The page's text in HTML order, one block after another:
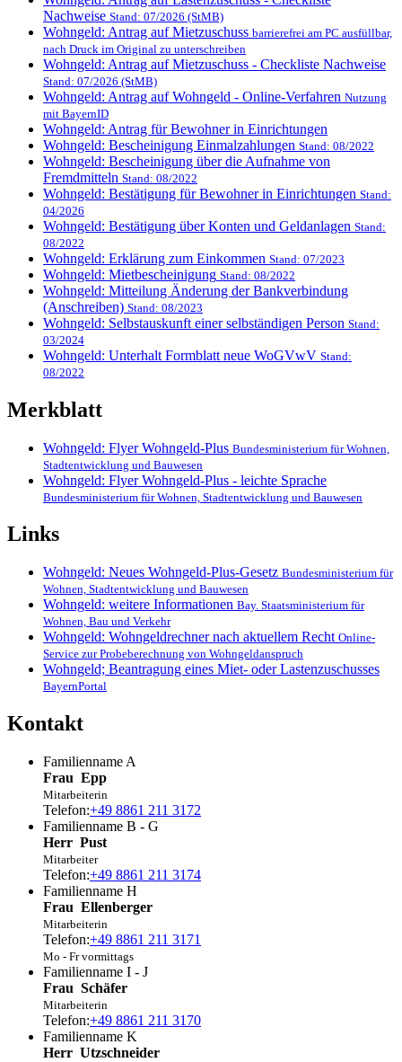
Nachweise Stand: 07/2026 (StMB)
Wohngeld: Antrag auf Mietzuschuss barrierefrei am PC ausfüllbar,
nach Druck im Original zu unterschreiben
Wohngeld: Antrag auf Mietzuschuss - Checkliste Nachweise
Stand: 07/2026 (StMB)
Wohngeld: Antrag auf Wohngeld - Online-Verfahren Nutzung
mit BayernID
Wohngeld: Antrag für Bewohner in Einrichtungen
Wohngeld: Bescheinigung Einmalzahlungen Stand: 08/2022
Wohngeld: Bescheinigung über die Aufnahme von
Fremdmitteln Stand: 08/2022
Wohngeld: Bestätigung für Bewohner in Einrichtungen Stand:
04/2026
Wohngeld: Bestätigung über Konten und Geldanlagen Stand:
08/2022
Wohngeld: Erklärung zum Einkommen Stand: 07/2023
Wohngeld: Mietbescheinigung Stand: 08/2022
Wohngeld: Mitteilung Änderung der Bankverbindung
(Anschreiben) Stand: 08/2023
Wohngeld: Selbstauskunft einer selbständigen Person Stand:
03/2024
Wohngeld: Unterhalt Formblatt neue WoGVwV Stand:
08/2022
Merkblatt
Wohngeld: Flyer Wohngeld-Plus Bundesministerium für Wohnen,
Stadtentwicklung und Bauwesen
Wohngeld: Flyer Wohngeld-Plus - leichte Sprache
Bundesministerium für Wohnen, Stadtentwicklung und Bauwesen
Links
Wohngeld: Neues Wohngeld-Plus-Gesetz Bundesministerium für
Wohnen, Stadtentwicklung und Bauwesen
Wohngeld: weitere Informationen Bay. Staatsministerium für
Wohnen, Bau und Verkehr
Wohngeld: Wohngeldrechner nach aktuellem Recht Online-
Service zur Probeberechnung von Wohngeldanspruch
Wohngeld; Beantragung eines Miet- oder Lastenzuschusses
BayernPortal
Kontakt
Familienname A
Frau Epp
Mitarbeiterin
Telefon:+49 8861 211 3172
Familienname B - G
Herr Pust
Mitarbeiter
Telefon:+49 8861 211 3174
Familienname H
Frau Ellenberger
Mitarbeiterin
Telefon:+49 8861 211 3171
Mo - Fr vormittags
Familienname I - J
Frau Schäfer
Mitarbeiterin
Telefon:+49 8861 211 3170
Familienname K
Herr Utzschneider